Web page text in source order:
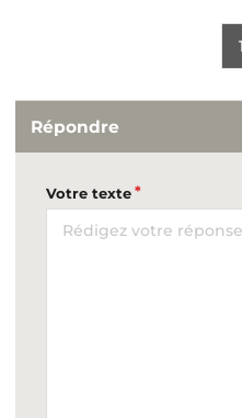
1
Répondre
Votre texte